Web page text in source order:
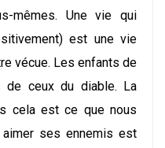
mêmes. Une vie qui
est une vie
vécue. Les enfants de
ceux du diable. La
cela est ce que nous
ses ennemis est